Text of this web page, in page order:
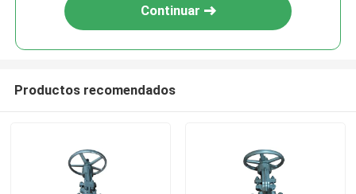
Continuar
Productos recomendados